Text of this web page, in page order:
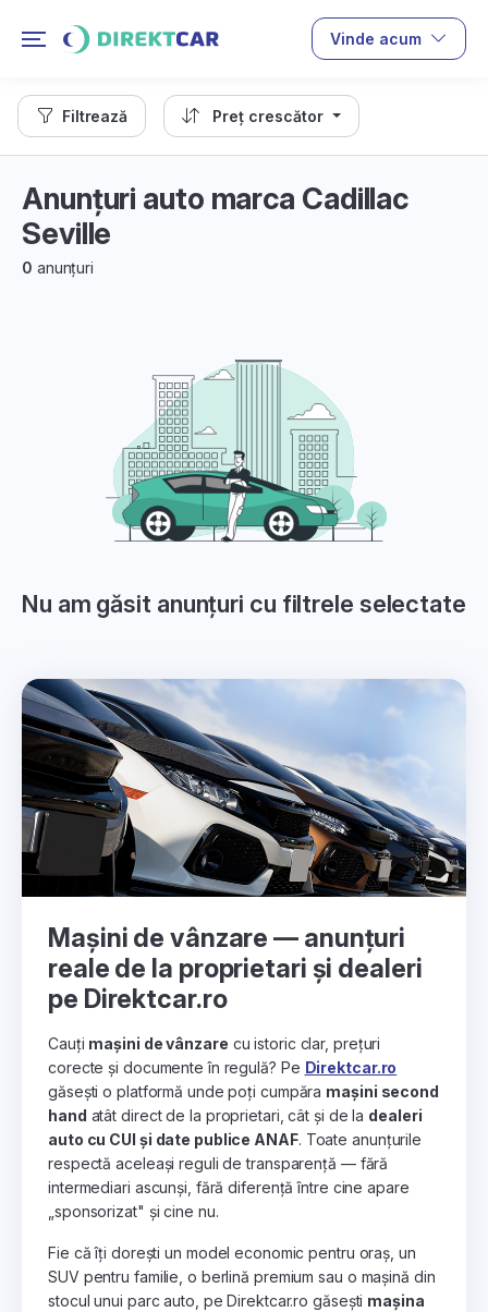
Vinde acum
Filtrează Preț crescător
Anunțuri auto marca Cadillac
Seville
0 anunțuri
Nu am găsit anunțuri cu filtrele selectate
Mașini de vânzare — anunțuri
reale de la proprietari și dealeri
pe Direktcar.ro
Cauți mașini de vânzare cu istoric clar, prețuri
corecte și documente în regulă? Pe Direktcar.ro
găsești o platformă unde poți cumpăra mașini second
hand atât direct de la proprietari, cât și de la dealeri
auto cu CUI și date publice ANAF. Toate anunțurile
respectă aceleași reguli de transparență — fără
intermediari ascunși, fără diferență între cine apare
„sponsorizat" și cine nu.
Fie că îți dorești un model economic pentru oraș, un
SUV pentru familie, o berlină premium sau o mașină din
stocul unui parc auto, pe Direktcar.ro găsești mașina